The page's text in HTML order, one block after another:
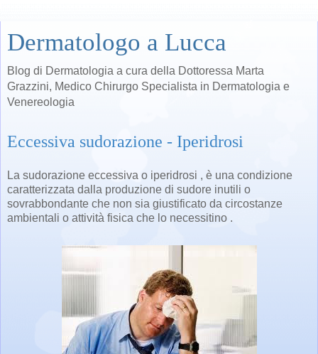
Dermatologo a Lucca
Blog di Dermatologia a cura della Dottoressa Marta
Grazzini, Medico Chirurgo Specialista in Dermatologia e
Venereologia
Eccessiva sudorazione - Iperidrosi
La sudorazione eccessiva o iperidrosi , è una condizione
caratterizzata dalla produzione di sudore inutili o
sovrabbondante che non sia giustificato da circostanze
ambientali o attività fisica che lo necessitino .